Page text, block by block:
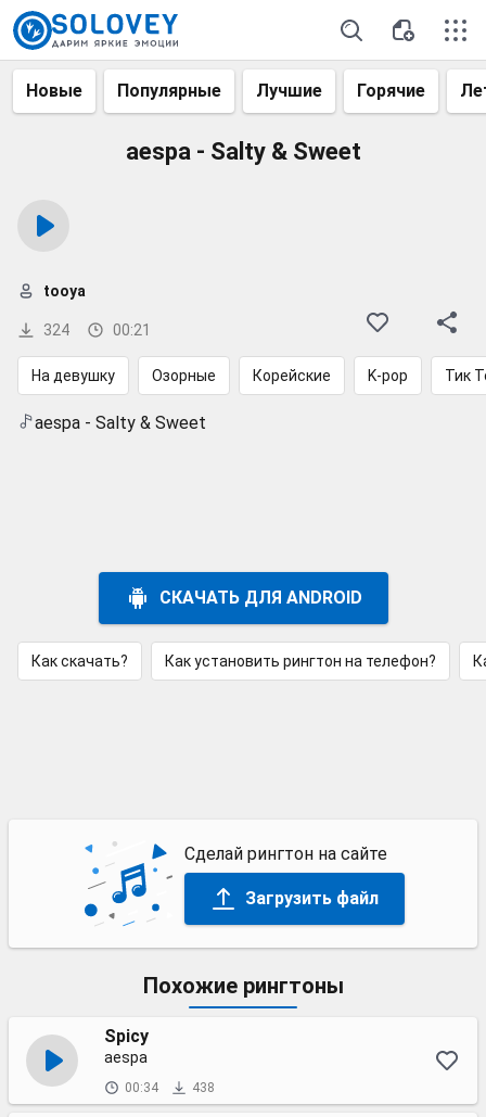
Новые Популярные Лучшие Горячие
aespa - Salty & Sweet
324 00:21
tooya
На девушку Озорные Корейские K-pop Тик
aespa - Salty & Sweet
СКАЧАТЬ ДЛЯ ANDROID
Как скачать? Как установить рингтон на телефон?
Сделай рингтон на сайте
Загрузить файл
Похожие рингтоны
Spicy
aespa
00:34 438